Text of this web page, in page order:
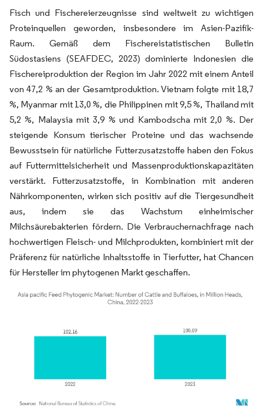
Fisch und Fischereierzeugnisse sind weltweit zu wichtigen
Proteinquellen geworden, insbesondere im Asien-Pazifik-
Raum. Gemäß dem Fischereistatistischen Bulletin
Südostasiens (SEAFDEC, 2023) dominierte Indonesien die
Fischereiproduktion der Region im Jahr 2022 mit einem Anteil
von 47,2 % an der Gesamtproduktion. Vietnam folgte mit 18,7
%, Myanmar mit 13,0 %, die Philippinen mit 9,5 %, Thailand mit
5,2 %, Malaysia mit 3,9 % und Kambodscha mit 2,0 %. Der
steigende Konsum tierischer Proteine und das wachsende
Bewusstsein für natürliche Futterzusatzstoffe haben den Fokus
auf Futtermittelsicherheit und Massenproduktionskapazitäten
verstärkt. Futterzusatzstoffe, in Kombination mit anderen
Nährkomponenten, wirken sich positiv auf die Tiergesundheit
aus, indem sie das Wachstum einheimischer
Milchsäurebakterien fördern. Die Verbrauchernachfrage nach
hochwertigen Fleisch- und Milchprodukten, kombiniert mit der
Präferenz für natürliche Inhaltsstoffe in Tierfutter, hat Chancen
für Hersteller im phytogenen Markt geschaffen.